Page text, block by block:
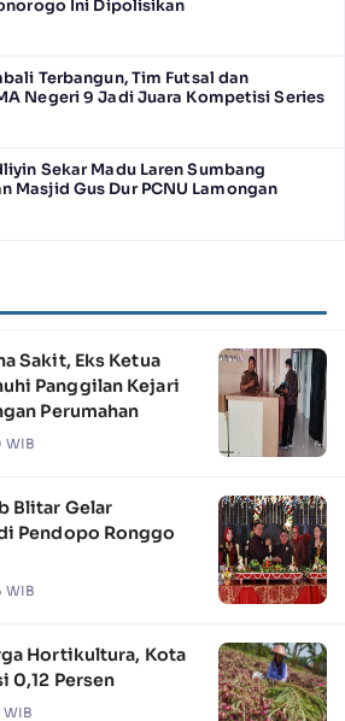
Ini Dipolisikan
Terbangun, Tim Futsal dan
Negeri 9 Jadi Juara Kompetisi Series
Sekar Madu Laren Sumbang
Masjid Gus Dur PCNU Lamongan
Sakit, Eks Ketua
Panggilan Kejari
Perumahan
WIB
Blitar Gelar
Pendopo Ronggo
WIB
Hortikultura, Kota
0,12 Persen
WIB